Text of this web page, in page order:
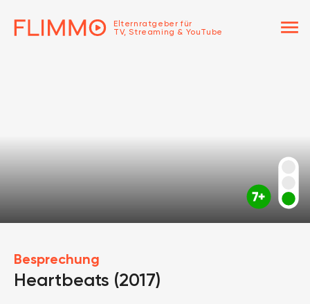
Elternratgeber für
TV, Streaming & YouTube
menu
Besprechung
Heartbeats (2017)